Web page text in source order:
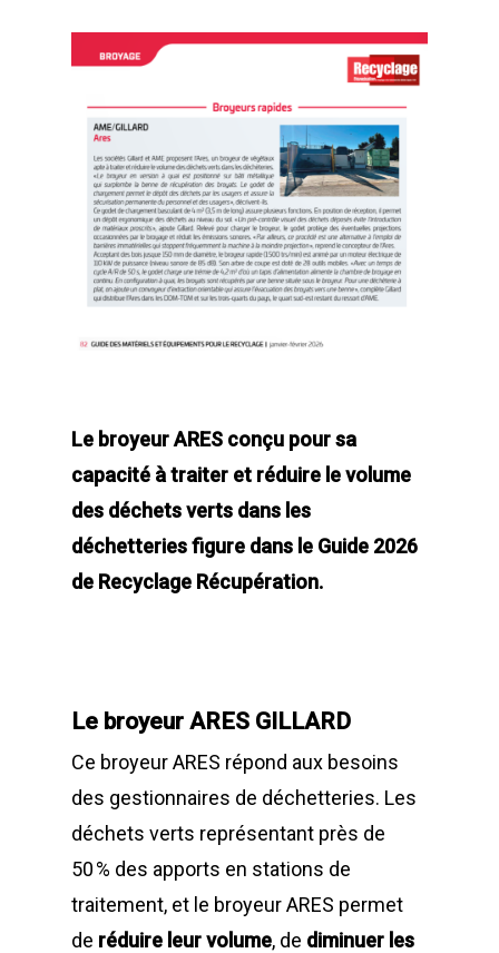
Le broyeur ARES conçu pour sa
capacité à traiter et réduire le volume
des déchets verts dans les
déchetteries figure dans le Guide 2026
de Recyclage Récupération.
Le broyeur ARES GILLARD
Ce broyeur ARES répond aux besoins
des gestionnaires de déchetteries. Les
déchets verts représentant près de
50 % des apports en stations de
traitement, et le broyeur ARES permet
de réduire leur volume, de diminuer les